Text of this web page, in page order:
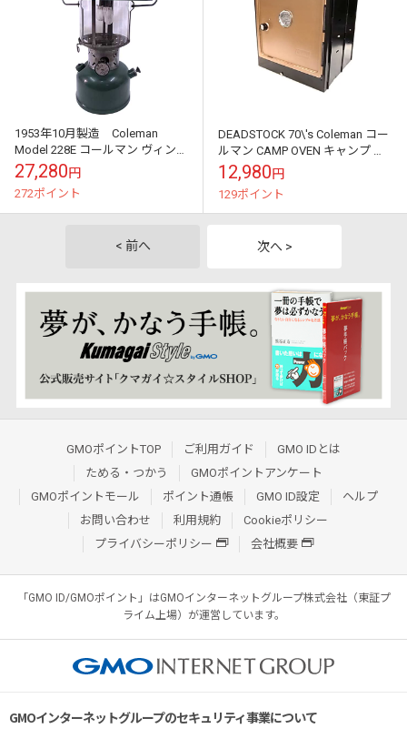
1953年10月製造 Coleman
Model 228E コールマン ヴィンテ
ージ ランタン グリーン
【Antique アンティ...
27,280円
272ポイント
DEADSTOCK 70\'s Coleman コー
ルマン CAMP OVEN キャンプ オ
ーブン 1970年代製 未使用 説明
書...
12,980円
129ポイント
< 前へ 次へ >
GMOポイントTOP ご利用ガイド
GMO IDとは
ためる・つかう
GMOポイントアンケート
GMOポイントモール
ポイント通帳 GMO ID設定
ヘルプ
お問い合わせ
利用規約
Cookieポリシー
プライバシーポリシー
会社概要
「GMO ID/GMOポイント」はGMOインターネットグループ株式会社（東証プ
ライム上場）が運営しています。
GMOインターネットグループのセキュリティ事業について